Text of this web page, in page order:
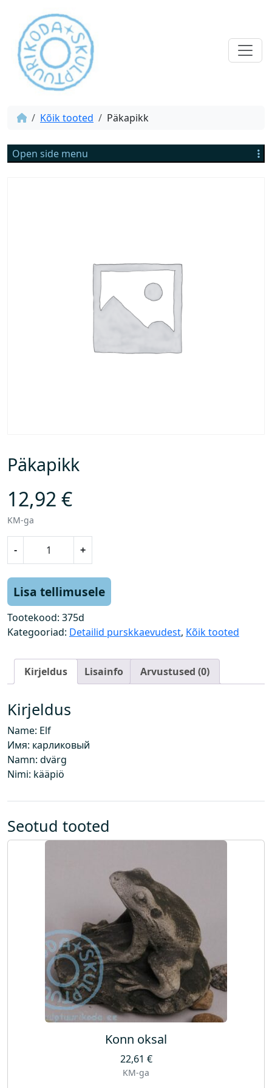
Kõik tooted Päkapikk
Open side menu
Päkapikk
12,92 €
KM-ga
-
p
i
k
g
u
s
+
Lisa tellimusele
Tootekood: 375d
Kategooriad: Detailid purskkaevudest, Kõik tooted
Kirjeldus Lisainfo Arvustused (0)
Kirjeldus
Name: Elf
Имя: карликовый
Namn: dvärg
Nimi: kääpiö
Seotud tooted
Konn oksal
22,61 €
KM-ga